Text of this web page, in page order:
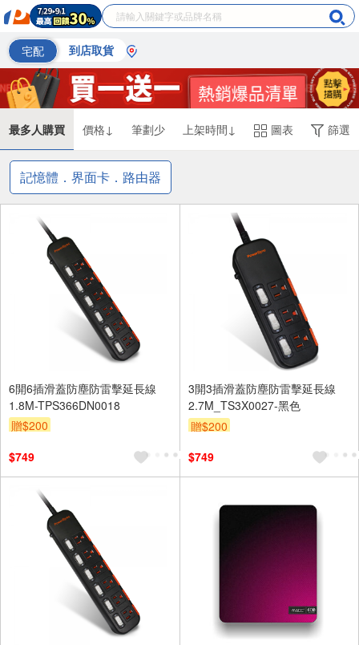
宅配 到店取貨
最多人購買 價格↓ 筆劃少 上架時間↓ 圖表 篩選
記憶體．界面卡．路由器
6開6插滑蓋防塵防雷擊延長線
1.8M-TPS366DN0018
贈$200
$749
3開3插滑蓋防塵防雷擊延長線
2.7M_TS3X0027-黑色
贈$200
$749